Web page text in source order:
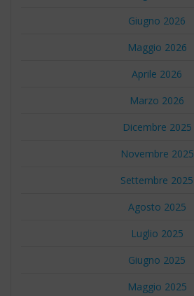
Giugno 2026
Maggio 2026
Aprile 2026
Marzo 2026
Dicembre 2025
Novembre 2025
Settembre 2025
Agosto 2025
Luglio 2025
Giugno 2025
Maggio 2025